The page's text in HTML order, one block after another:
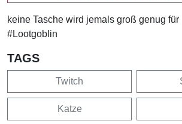
keine Tasche wird jemals groß genug für
#Lootgoblin
TAGS
Twitch
Katze